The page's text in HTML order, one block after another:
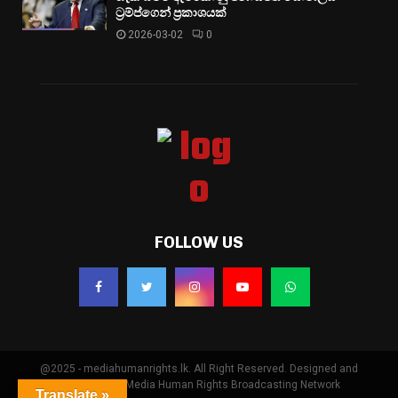
ට්‍රම්ප්ගෙන් ප්‍රකාශයක්
2026-03-02 0
FOLLOW US
@2025 - mediahumanrights.lk. All Right Reserved. Designed and
Developed by Media Human Rights Broadcasting Network
Translate »